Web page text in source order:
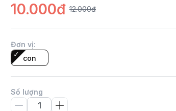
10.000đ 12.000đ
Đơn vị:
con
Số lượng